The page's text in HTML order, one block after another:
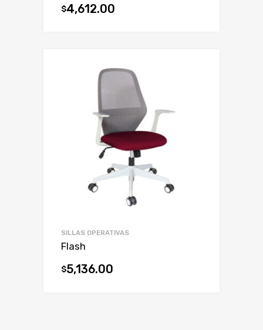
$4,612.00
SILLAS OPERATIVAS
Flash
$5,136.00